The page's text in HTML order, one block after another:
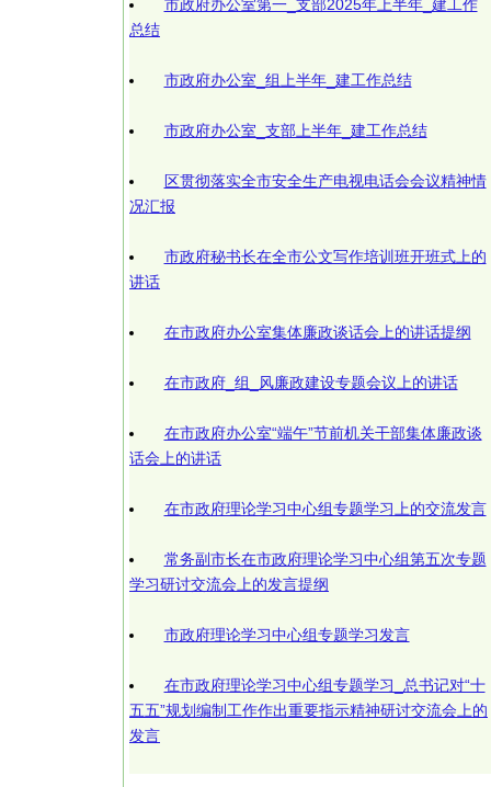
市政府办公室第一_支部2025年上半年_建工作
总结
市政府办公室_组上半年_建工作总结
市政府办公室_支部上半年_建工作总结
区贯彻落实全市安全生产电视电话会会议精神情
况汇报
市政府秘书长在全市公文写作培训班开班式上的
讲话
在市政府办公室集体廉政谈话会上的讲话提纲
在市政府_组_风廉政建设专题会议上的讲话
在市政府办公室“端午”节前机关干部集体廉政谈
话会上的讲话
在市政府理论学习中心组专题学习上的交流发言
常务副市长在市政府理论学习中心组第五次专题
学习研讨交流会上的发言提纲
市政府理论学习中心组专题学习发言
在市政府理论学习中心组专题学习_总书记对“十
五五”规划编制工作作出重要指示精神研讨交流会上的
发言